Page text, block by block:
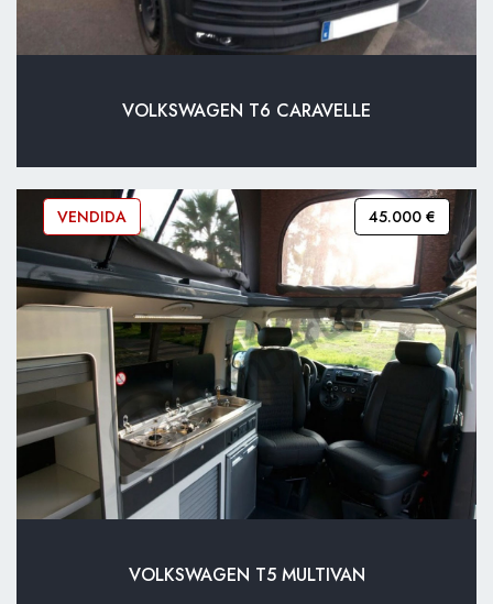
VOLKSWAGEN T6 CARAVELLE
VOLKSWAGEN T5 MULTIVAN
VENDIDA 45.000 €